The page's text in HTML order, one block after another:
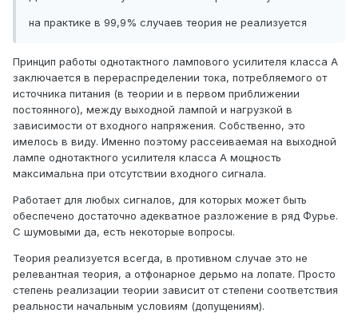
на практике в 99,9% случаев теория не реализуется
Принцип работы однотактного лампового усилителя класса А
заключается в перераспределении тока, потребляемого от
источника питания (в теории и в первом приближении
постоянного), между выходной лампой и нагрузкой в
зависимости от входного напряжения. Собственно, это
имелось в виду. Именно поэтому рассеиваемая на выходной
лампе однотактного усилителя класса А мощность
максимальна при отсутствии входного сигнала.
Работает для любых сигналов, для которых может быть
обеспечено достаточно адекватное разложение в ряд Фурье.
С шумовыми да, есть некоторые вопросы.
Теория реализуется всегда, в противном случае это не
релевантная теория, а отфонарное дерьмо на лопате. Просто
степень реализации теории зависит от степени соответствия
реальности начальным условиям (допущениям).